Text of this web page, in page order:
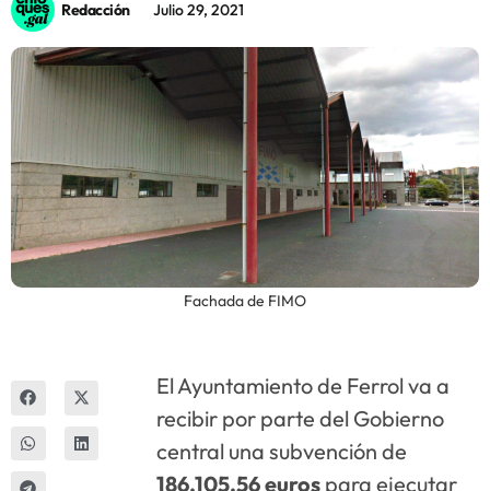
Sostenibilidad
Innova
Redacción Julio 29, 2021
Fachada de FIMO
El Ayuntamiento de Ferrol va a
recibir por parte del Gobierno
central una subvención de
186.105,56 euros para ejecutar